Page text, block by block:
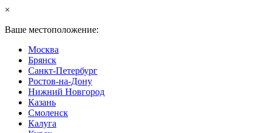
×
Ваше местоположение:
Москва
Брянск
Санкт-Петербург
Ростов-на-Дону
Нижний Новгород
Казань
Смоленск
Калуга